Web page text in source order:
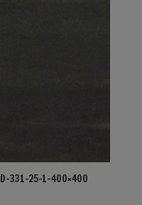
331-25-1-400×400